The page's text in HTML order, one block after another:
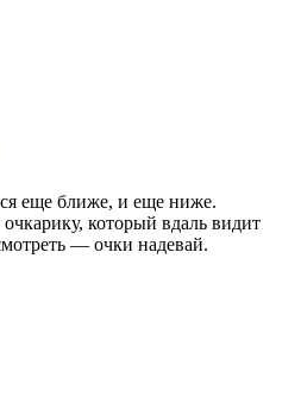
еще ближе, и еще ниже.
который вдаль видит
— очки надевай.